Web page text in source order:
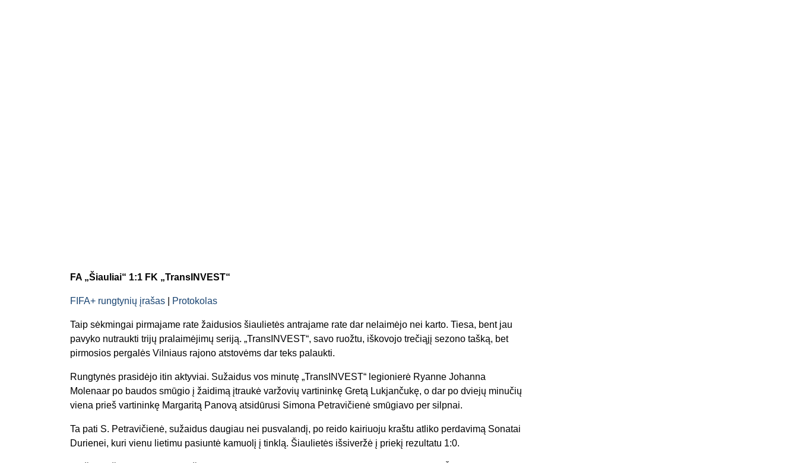
FA „Šiauliai“ 1:1 FK „TransINVEST“
FIFA+ rungtynių įrašas Protokolas
Taip sėkmingai pirmajame rate žaidusios šiaulietės antrajame rate dar nelaimėjo nei karto. Tiesa, bent jau
pavyko nutraukti trijų pralaimėjimų seriją. „TransINVEST“, savo ruožtu, iškovojo trečiąjį sezono tašką, bet
pirmosios pergalės Vilniaus rajono atstovėms dar teks palaukti.
Rungtynės prasidėjo itin aktyviai. Sužaidus vos minutę „TransINVEST“ legionierė Ryanne Johanna
Molenaar po baudos smūgio į žaidimą įtraukė varžovių vartininkę Gretą Lukjančukę, o dar po dviejų minučių
viena prieš vartininkę Margaritą Panovą atsidūrusi Simona Petravičienė smūgiavo per silpnai.
Ta pati S. Petravičienė, sužaidus daugiau nei pusvalandį, po reido kairiuoju kraštu atliko perdavimą Sonatai
Durienei, kuri vienu lietimu pasiuntė kamuolį į tinklą. Šiaulietės išsiveržė į priekį rezultatu 1:0.